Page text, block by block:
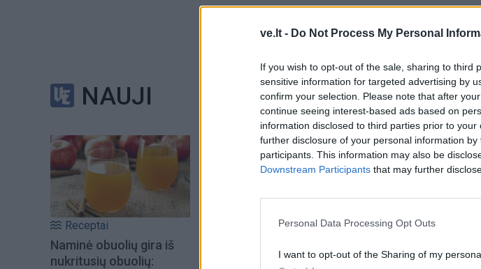
ve.lt - Do Not Process My Personal
If you wish to opt-out of the sale, sharing to third
sensitive information for targeted advertising by
confirm your selection. Please note that after
continue seeing interest-based ads based on
information disclosed to third parties prior to
further disclosure of your personal information
participants. This information may also be
Downstream Participants that may further
Personal Data Processing Opt Outs
I want to opt-out of the Sharing of my
NAUJI
Receptai
Naminė obuolių gira iš
nukritusių obuolių:
Neseniai atliktas tyrimas rodo, kad vartodami
senėjimo procesą ir būtent metais pakeisti
ilgaamžiškumą.
Kas yra biologinis amžius?